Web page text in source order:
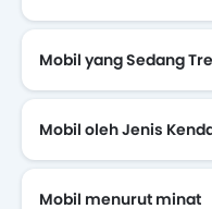
Mobil yang Sedang
Mobil oleh Jenis
Mobil menurut minat